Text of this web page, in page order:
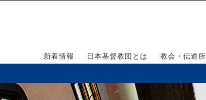
新着情報 日本基督教団とは 教会・伝道所